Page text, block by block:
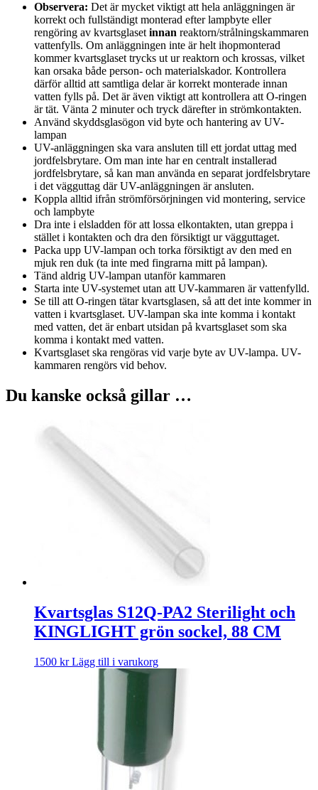
Observera: Det är mycket viktigt att hela anläggningen är
korrekt och fullständigt monterad efter lampbyte eller
rengöring av kvartsglasetinnan reaktorn/strålningskammaren
vattenfylls. Om anläggningen inte är helt ihopmonterad
kommer kvartsglaset trycks ut ur reaktorn och krossas, vilket
kan orsaka både person- och materialskador. Kontrollera
därför alltid att samtliga delar är korrekt monterade innan
vatten fylls på. Det är även viktigt att kontrollera att O-ringen
är tät. Vänta 2 minuter och tryck därefter in strömkontakten.
Använd skyddsglasögon vid byte och hantering av UV-
lampan
UV-anläggningen ska vara ansluten till ett jordat uttag med
jordfelsbrytare. Om man inte har en centralt installerad
jordfelsbrytare, så kan man använda en separat jordfelsbrytare
i det vägguttag där UV-anläggningen är ansluten.
Koppla alltid ifrån strömförsörjningen vid montering, service
och lampbyte
Dra inte i elsladden för att lossa elkontakten, utan greppa i
stället i kontakten och dra den försiktigt ur vägguttaget.
Packa upp UV-lampan och torka försiktigt av den med en
mjuk ren duk (ta inte med fingrarna mitt på lampan).
Tänd aldrig UV-lampan utanför kammaren
Starta inte UV-systemet utan att UV-kammaren är vattenfylld.
Se till att O-ringen tätar kvartsglasen, så att det inte kommer in
vatten i kvartsglaset. UV-lampan ska inte komma i kontakt
med vatten, det är enbart utsidan på kvartsglaset som ska
komma i kontakt med vatten.
Kvartsglaset ska rengöras vid varje byte av UV-lampa. UV-
kammaren rengörs vid behov.
Du kanske också gillar …
Kvartsglas S12Q-PA2 Sterilight och
KINGLIGHT grön sockel, 88 CM
1500 kr Lägg till i varukorg